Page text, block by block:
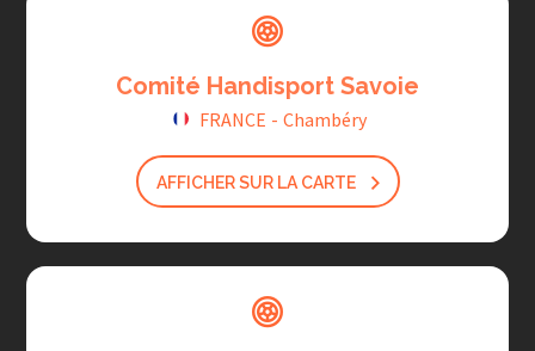
Comité Handisport Savoie
FRANCE - Chambéry
AFFICHER SUR LA CARTE